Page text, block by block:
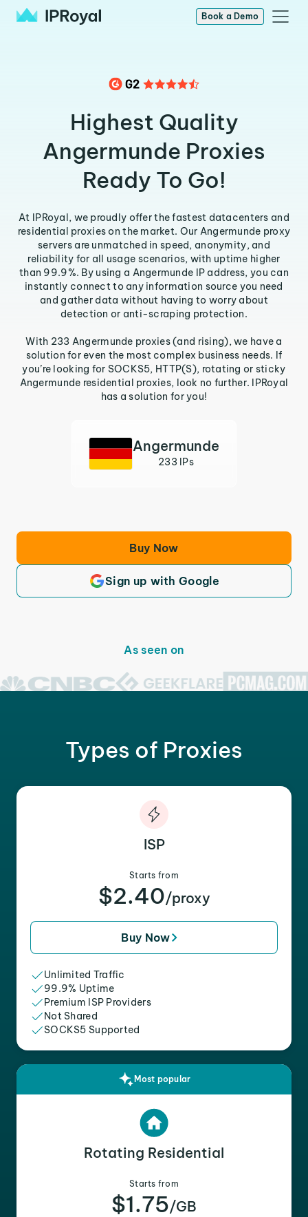
Book a Demo
Highest Quality
Angermunde Proxies
Ready To Go!
At IPRoyal, we proudly offer the fastest datacenters and
residential proxies on the market. Our Angermunde proxy
servers are unmatched in speed, anonymity, and
reliability for all usage scenarios, with uptime higher
than 99.9%. By using a Angermunde IP address, you can
instantly connect to any information source you need
and gather data without having to worry about
detection or anti-scraping protection.
With 233 Angermunde proxies (and rising), we have a
solution for even the most complex business needs. If
you’re looking for SOCKS5, HTTP(S), rotating or sticky
Angermunde residential proxies, look no further. IPRoyal
has a solution for you!
Angermunde
233 IPs
Buy Now
Sign up with Google
As seen on
Types of Proxies
ISP
Starts from
$2.40/proxy
Buy Now
Unlimited Traffic
99.9% Uptime
Premium ISP Providers
Not Shared
SOCKS5 Supported
Most popular
Rotating Residential
Starts from
$1.75/GB